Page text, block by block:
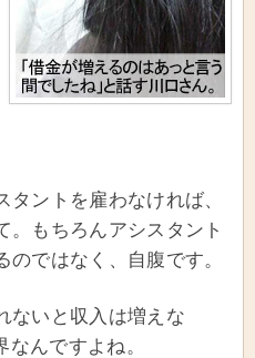
ントを雇わなければ、
。もちろんアシスタント
ではなく、自腹です。
ないと収入は増えな
んですよね。